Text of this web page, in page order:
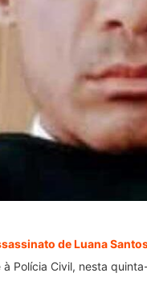
de Luana
Polícia Civil, nesta